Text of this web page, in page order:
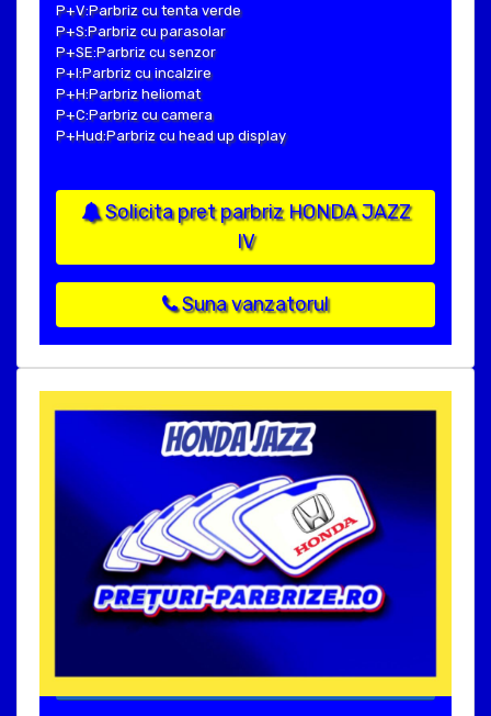
P+V:Parbriz cu tenta verde
P+S:Parbriz cu parasolar
P+SE:Parbriz cu senzor
P+I:Parbriz cu incalzire
P+H:Parbriz heliomat
P+C:Parbriz cu camera
P+Hud:Parbriz cu head up display
Solicita pret parbriz HONDA JAZZ
IV
Suna vanzatorul